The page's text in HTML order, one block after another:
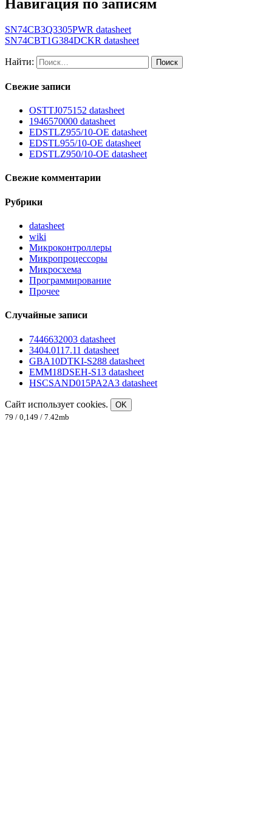
Навигация по записям
SN74CB3Q3305PWR datasheet
SN74CBT1G384DCKR datasheet
Найти:
Свежие записи
OSTTJ075152 datasheet
1946570000 datasheet
EDSTLZ955/10-OE datasheet
EDSTL955/10-OE datasheet
EDSTLZ950/10-OE datasheet
Свежие комментарии
Рубрики
datasheet
wiki
Микроконтроллеры
Микропроцессоры
Микросхема
Программирование
Прочее
Случайные записи
7446632003 datasheet
3404.0117.11 datasheet
GBA10DTKI-S288 datasheet
EMM18DSEH-S13 datasheet
HSCSAND015PA2A3 datasheet
Сайт использует cookies.
OK
79 / 0,149 / 7.42mb